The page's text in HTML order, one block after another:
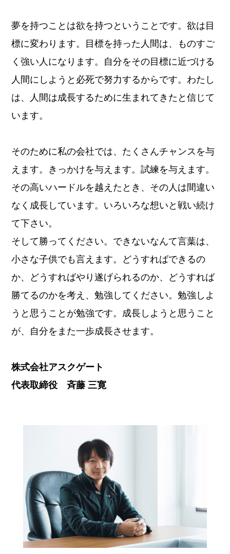
夢を持つことは欲を持つということです。欲は目
標に変わります。目標を持った人間は、ものすご
く強い人になります。自分をその目標に近づける
人間にしようと必死で努力するからです。わたし
は、人間は成長するために生まれてきたと信じて
います。
そのために私の会社では、たくさんチャンスを与
えます。きっかけを与えます。試練を与えます。
その高いハードルを越えたとき、その人は間違い
なく成長しています。いろいろな想いと戦い続け
て下さい。
そして勝ってください。できないなんて言葉は、
小さな子供でも言えます。どうすればできるの
か、どうすればやり遂げられるのか、どうすれば
勝てるのかを考え、勉強してください。勉強しよ
うと思うことが勉強です。成長しようと思うこと
が、自分をまた一歩成長させます。
株式会社アスクゲート
代表取締役 斉藤 三寛